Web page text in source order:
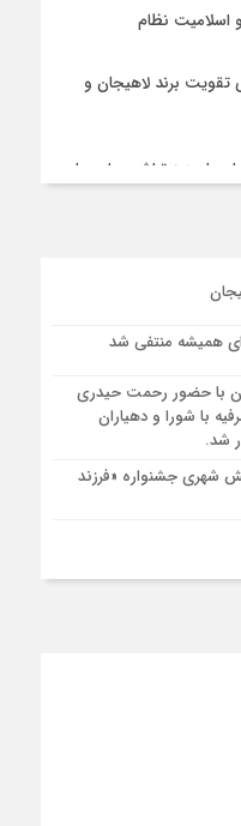
اسلامیت نظام
تقویت برند لاهیجان و
یا هزینه‌تراشی برای چای
آقای شهید ایران – مشهد
ایران – مشهد
ثورهالعشرین نجف
همیشه منتفی شد
با حضور رحمت حیدری
با شورا و دهیاران
شد.
شهری جشنواره «فرزند